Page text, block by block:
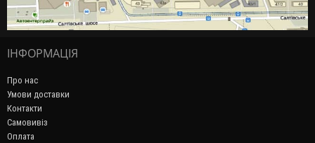
ІНФОРМАЦІЯ
Про нас
Умови доставки
Контакти
Самовивіз
Оплата